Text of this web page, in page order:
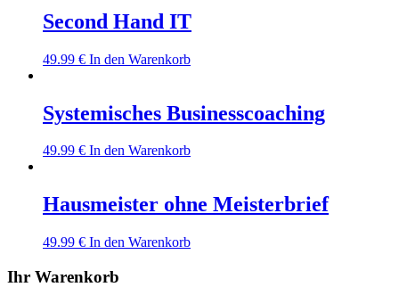
Second Hand IT
49.99 € In den Warenkorb
Systemisches Businesscoaching
49.99 € In den Warenkorb
Hausmeister ohne Meisterbrief
49.99 € In den Warenkorb
Ihr Warenkorb